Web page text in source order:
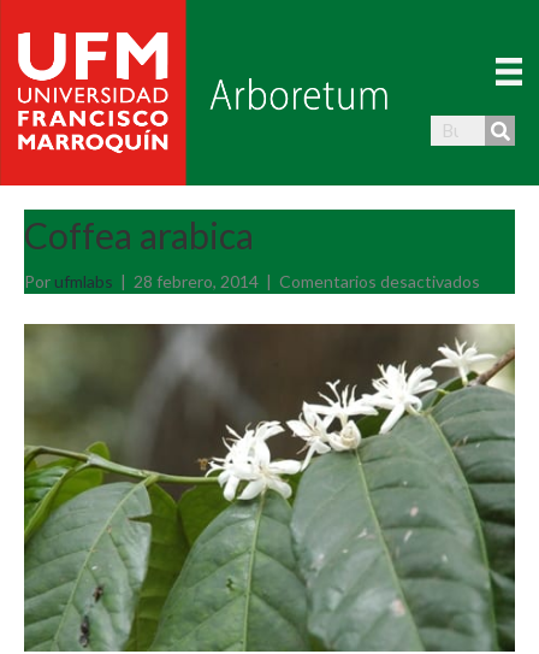
Coffea arabica
Por ufmlabs | 28 febrero, 2014 | Comentarios desactivados
arabica